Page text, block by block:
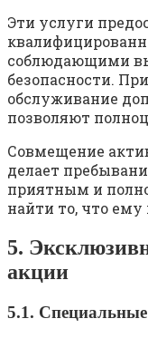
Эти услуги
соблюдающими
безопасности.
обслуживание
позволяют
Совмещение
делает
приятным и
найти то, что
5.
акции
5.1.